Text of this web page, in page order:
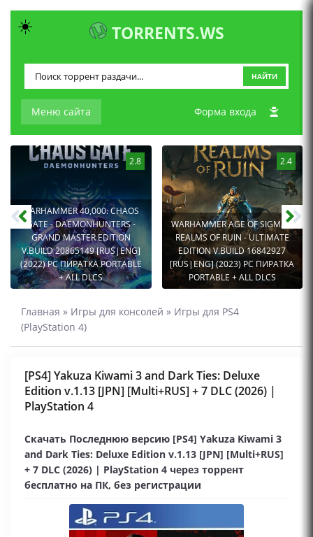
TORRENTS.WS
Меню сайта
НАЙТИ
Форма входа
2.8
WARHAMMER 40,000: CHAOS
GATE - DAEMONHUNTERS -
GRAND MASTER EDITION
V.BUILD 20865149 [RUS|ENG]
(2022) PC ПИРАТКА PORTABLE
+ ALL DLCS
2.4
WARHAMMER AGE OF SIGMAR:
REALMS OF RUIN - ULTIMATE
EDITION V.BUILD 16842927
[RUS|ENG] (2023) PC ПИРАТКА
PORTABLE + ALL DLCS
Главная » Игры для консолей » Игры для PS4
(PlayStation 4)
[PS4] Yakuza Kiwami 3 and Dark Ties: Deluxe
Edition v.1.13 [JPN] [Multi+RUS] + 7 DLC (2026) |
PlayStation 4
Скачать Последнюю версию [PS4] Yakuza Kiwami 3
and Dark Ties: Deluxe Edition v.1.13 [JPN] [Multi+RUS]
+ 7 DLC (2026) | PlayStation 4 через торрент
бесплатно на ПК, без регистрации
☀️